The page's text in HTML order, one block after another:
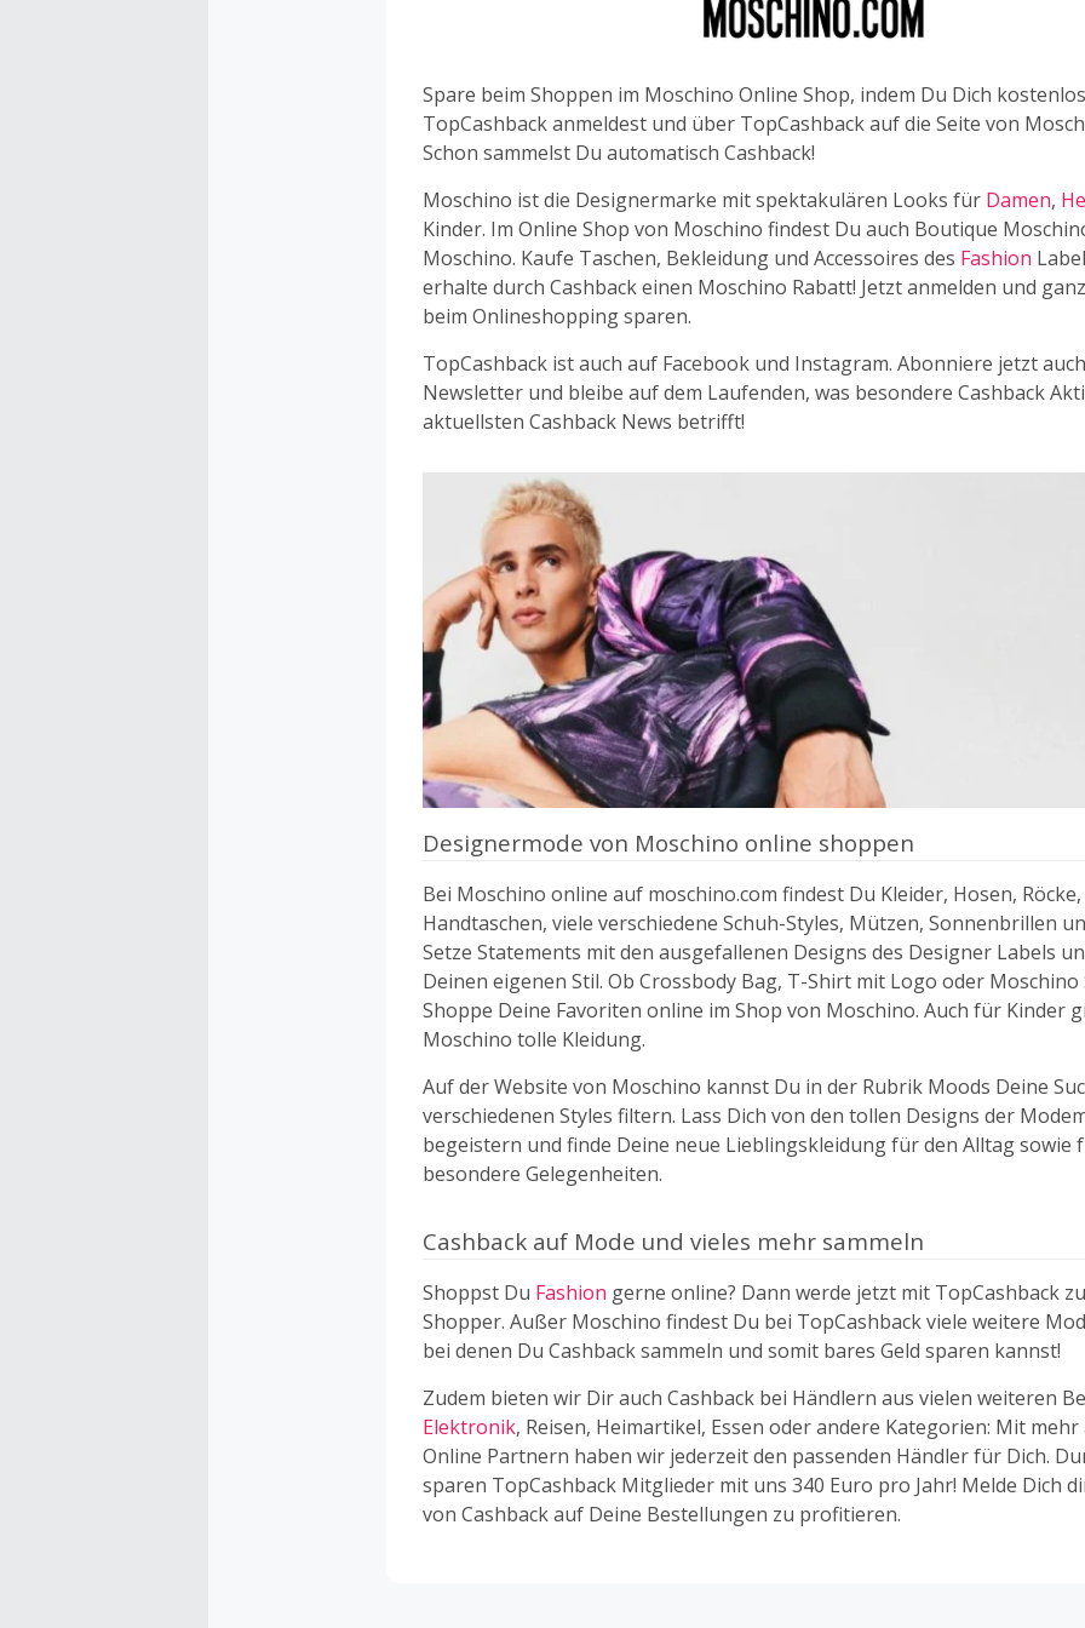
Auswahl Dir überlassen. Lebe so Deinen Stil und zelebriere Mode auf
eigene Art und Weise. Bei Deinem nächsten Moschino Shopping-Trip
Seite von Moschino gehst, wie gewohnt einkaufst und so ganz einfach
sammelst.
Spare beim Shoppen im Moschino Online Shop, indem Du Dich
TopCashback anmeldest und über TopCashback auf die Seite von
Schon sammelst Du automatisch Cashback!
Moschino ist die Designermarke mit spektakulären Looks für Damen,
Kinder. Im Online Shop von Moschino findest Du auch Boutique
Moschino. Kaufe Taschen, Bekleidung und Accessoires des Fashion
erhalte durch Cashback einen Moschino Rabatt! Jetzt anmelden und
beim Onlineshopping sparen.
TopCashback ist auch auf Facebook und Instagram. Abonniere jetzt
Newsletter und bleibe auf dem Laufenden, was besondere Cashback
aktuellsten Cashback News betrifft!
Designermode von Moschino online shoppen
Bei Moschino online auf moschino.com findest Du Kleider, Hosen,
Handtaschen, viele verschiedene Schuh-Styles, Mützen, Sonnenbrillen
Setze Statements mit den ausgefallenen Designs des Designer Labels
Deinen eigenen Stil. Ob Crossbody Bag, T-Shirt mit Logo oder Moschino
Shoppe Deine Favoriten online im Shop von Moschino. Auch für Kinder
Moschino tolle Kleidung.
Auf der Website von Moschino kannst Du in der Rubrik Moods Deine
verschiedenen Styles filtern. Lass Dich von den tollen Designs der
begeistern und finde Deine neue Lieblingskleidung für den Alltag sowie
besondere Gelegenheiten.
Cashback auf Mode und vieles mehr sammeln
Shoppst Du Fashion gerne online? Dann werde jetzt mit TopCashback
Shopper. Außer Moschino findest Du bei TopCashback viele weitere
bei denen Du Cashback sammeln und somit bares Geld sparen kannst!
Zudem bieten wir Dir auch Cashback bei Händlern aus vielen weiteren
Elektronik, Reisen, Heimartikel, Essen oder andere Kategorien: Mit mehr
Online Partnern haben wir jederzeit den passenden Händler für Dich.
sparen TopCashback Mitglieder mit uns 340 Euro pro Jahr! Melde Dich
von Cashback auf Deine Bestellungen zu profitieren.